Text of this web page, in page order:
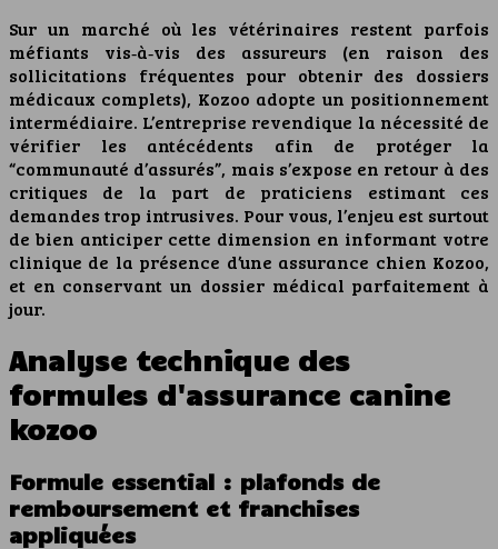
Sur un marché où les vétérinaires restent parfois
méfiants vis‑à‑vis des assureurs (en raison des
sollicitations fréquentes pour obtenir des dossiers
médicaux complets), Kozoo adopte un positionnement
intermédiaire. L’entreprise revendique la nécessité de
vérifier les antécédents afin de protéger la
“communauté d’assurés”, mais s’expose en retour à des
critiques de la part de praticiens estimant ces
demandes trop intrusives. Pour vous, l’enjeu est surtout
de bien anticiper cette dimension en informant votre
clinique de la présence d’une assurance chien Kozoo,
et en conservant un dossier médical parfaitement à
jour.
Analyse technique des
formules d'assurance canine
kozoo
Formule essential : plafonds de
remboursement et franchises
appliquées